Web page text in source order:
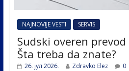
NAJNOVIJE VESTI SERVIS
Sudski overen
Šta treba da znate?
26. јул 2026. Zdravko Elez 0